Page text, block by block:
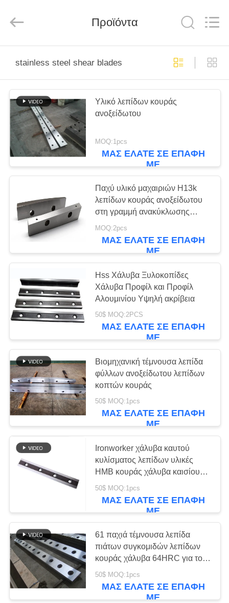
ΠΡΟΪΌΝΤΑ
ΒΊΝΤΕΟ
ΣΧΕΤΙΚΆ
ΜΕ
ΕΠΙΣΚΈΨΕΙΣ
ΣΤΟ
ΕΡΓΟΣΤΆΣΙΟ
ΈΛΕΓΧΟΣ
ΠΟΙΌΤΗΤΑΣ
ΥΠΟΘΈΣΕΙΣ
ΖΗΤΉΣΤΕ
ΜΙΑ
ΠΡΟΣΦΟΡΆ
SITEMAP
ΑΠΟΡΡΉΤΟΥ
Προϊόντα
stainless steel shear blades
Υλικό λεπίδων κουράς
ανοξείδωτου
MOQ:1pcs
ΜΑΣ ΕΛΆΤΕ ΣΕ ΕΠΑΦΉ
ΜΕ
Παχύ υλικό μαχαιριών H13k
λεπίδων κουράς ανοξείδωτου
στη γραμμή ανακύκλωσης
μετάλλων
MOQ:2pcs
ΜΑΣ ΕΛΆΤΕ ΣΕ ΕΠΑΦΉ
ΜΕ
Hss Χάλυβα Ξυλοκοπίδες
Χάλυβα Προφίλ και Προφίλ
Αλουμινίου Υψηλή ακρίβεια
50$ MOQ:2PCS
ΜΑΣ ΕΛΆΤΕ ΣΕ ΕΠΑΦΉ
ΜΕ
Βιομηχανική τέμνουσα λεπίδα
φύλλων ανοξείδωτου λεπίδων
κοπτών κουράς
50$ MOQ:1pcs
ΜΑΣ ΕΛΆΤΕ ΣΕ ΕΠΑΦΉ
ΜΕ
Ironworker χάλυβα καυτού
κυλίσματος λεπίδων υλικές
HMB κουράς χάλυβα καισίου
λεπίδες κουράς
50$ MOQ:1pcs
ΜΑΣ ΕΛΆΤΕ ΣΕ ΕΠΑΦΉ
ΜΕ
61 παχιά τέμνουσα λεπίδα
πιάτων συγκομιδών λεπίδων
κουράς χάλυβα 64HRC για τον
καυτό κυλώντας μύλο
50$ MOQ:1pcs
ΜΑΣ ΕΛΆΤΕ ΣΕ ΕΠΑΦΉ
ΜΕ